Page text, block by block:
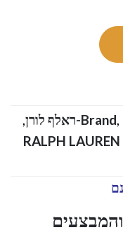
Brand,
,
ראלף לורן בגדי ים לגברים כל הקטלוג RALPH LAUREN